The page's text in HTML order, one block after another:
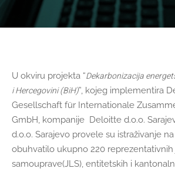
U okviru projekta “Dekarbonizacija
i Hercegovini (BiH)”, kojeg implementira
Gesellschaft für Internationale
GmbH, kompanije Deloitte d.o.o.
d.o.o. Sarajevo provele su istraživanje
obuhvatilo ukupno 220
samouprave(JLS), entitetskih i